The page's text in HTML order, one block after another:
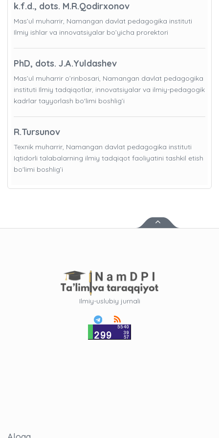
k.f.d., dots. M.R.Qodirxonov
Mas’ul muharrir, Namangan davlat pedagogika instituti
Ilmiy ishlar va innovatsiyalar bo’yicha prorektori
PhD, dots. J.A.Yuldashev
Mas’ul muharrir o’rinbosari, Namangan davlat pedagogika
instituti Ilmiy tadqiqotlar, innovatsiyalar va ilmiy-pedagogik
kadrlar tayyorlash bo'limi boshlig’i
R.Tursunov
Texnik muharrir, Namangan davlat pedagogika instituti
Iqtidorli talabalarning ilmiy tadqiqot faoliyatini tashkil etish
bo'limi boshlig’i
Ilmiy-uslubiy jurnali